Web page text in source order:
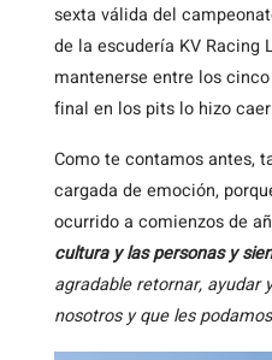
sexta válida del
de la escudería KV Racing
mantenerse entre los
final en los pits lo hizo
Como te contamos antes,
cargada de emoción,
ocurrido a comienzos de
cultura y las personas y
agradable retornar, ayudar
nosotros y que les